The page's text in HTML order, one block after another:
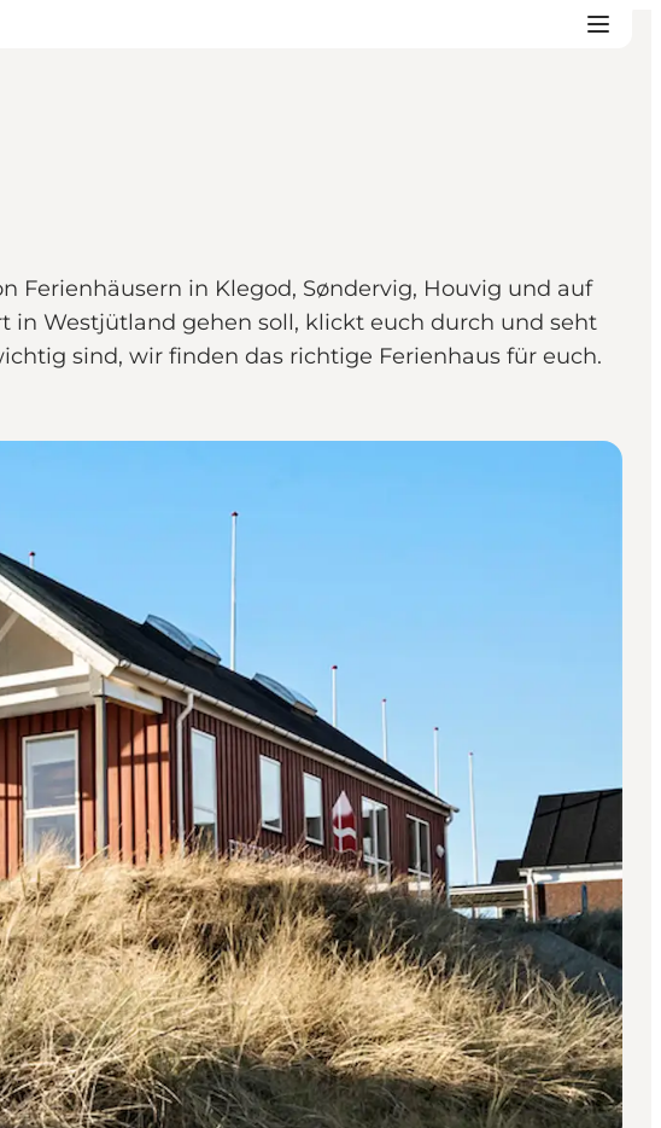
Ferienhäusern in Klegod, Søndervig, Houvig und auf
in Westjütland gehen soll, klickt euch durch und seht
sind, wir finden das richtige Ferienhaus für euch.